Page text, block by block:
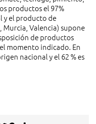
productos el 97%
y el producto de
Valencia) supone
de productos
momento indicado. En
nacional y el 62 % es